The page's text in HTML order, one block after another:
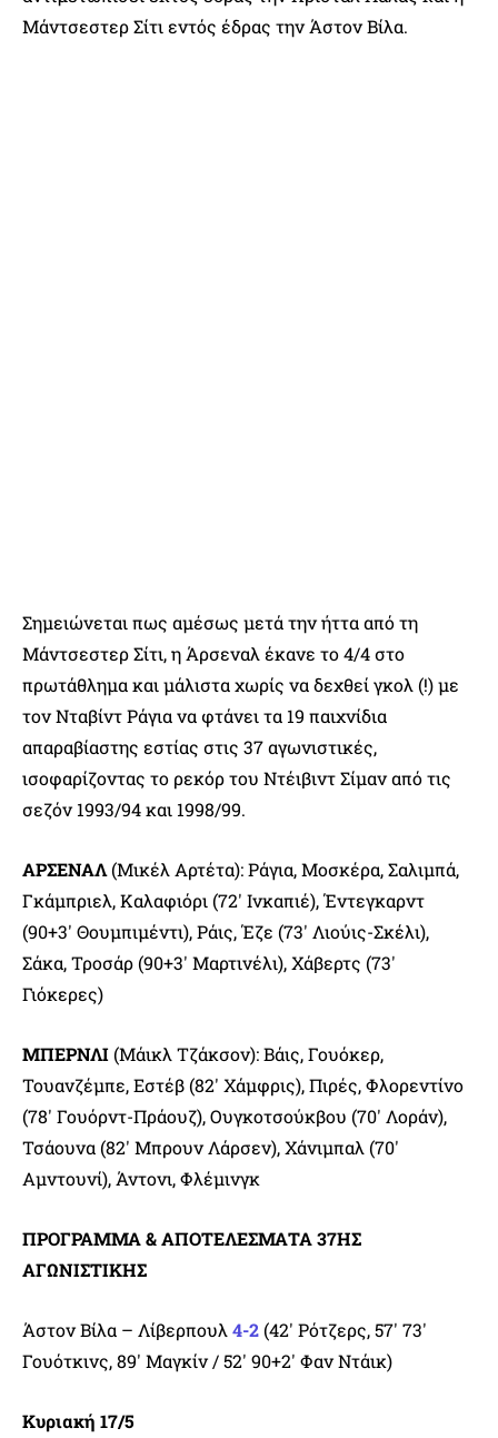
Μάντσεστερ Σίτι εντός έδρας την Άστον Βίλα.
Σημειώνεται πως αμέσως μετά την ήττα από τη
Μάντσεστερ Σίτι, η Άρσεναλ έκανε το 4/4 στο
πρωτάθλημα και μάλιστα χωρίς να δεχθεί γκολ (!) με
τον Νταβίντ Ράγια να φτάνει τα 19 παιχνίδια
απαραβίαστης εστίας στις 37 αγωνιστικές,
ισοφαρίζοντας το ρεκόρ του Ντέιβιντ Σίμαν από τις
σεζόν 1993/94 και 1998/99.
ΑΡΣΕΝΑΛ(Μικέλ Αρτέτα): Ράγια, Μοσκέρα, Σαλιμπά,
Γκάμπριελ, Καλαφιόρι (72′ Ινκαπιέ), Έντεγκαρντ
(90+3′ Θουμπιμέντι), Ράις, Έζε (73′ Λιούις-Σκέλι),
Σάκα, Τροσάρ (90+3′ Μαρτινέλι), Χάβερτς (73′
Γιόκερες)
ΜΠΕΡΝΛΙ(Μάικλ Τζάκσον): Βάις, Γουόκερ,
Τουανζέμπε, Εστέβ (82′ Χάμφρις), Πιρές, Φλορεντίνο
(78′ Γουόρντ-Πράουζ), Ουγκοτσούκβου (70′ Λοράν),
Τσάουνα (82′ Μπρουν Λάρσεν), Χάνιμπαλ (70′
Αμντουνί), Άντονι, Φλέμινγκ
ΠΡΟΓΡΑΜΜΑ & ΑΠΟΤΕΛΕΣΜΑΤΑ 37ΗΣ
ΑΓΩΝΙΣΤΙΚΗΣ
Άστον Βίλα – Λίβερπουλ 4-2(42′ Ρότζερς, 57′ 73′
Γουότκινς, 89′ Μαγκίν / 52′ 90+2′ Φαν Ντάικ)
Κυριακή 17/5